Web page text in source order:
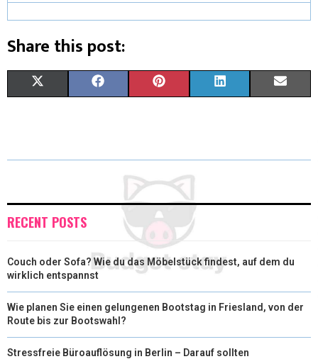
Share this post:
W
E
)
E
K
T
E
S
K
N
I
RECENT POSTS
Couch oder Sofa? Wie du das Möbelstück findest, auf dem du
wirklich entspannst
Wie planen Sie einen gelungenen Bootstag in Friesland, von der
Route bis zur Bootswahl?
Stressfreie Büroauflösung in Berlin – Darauf sollten